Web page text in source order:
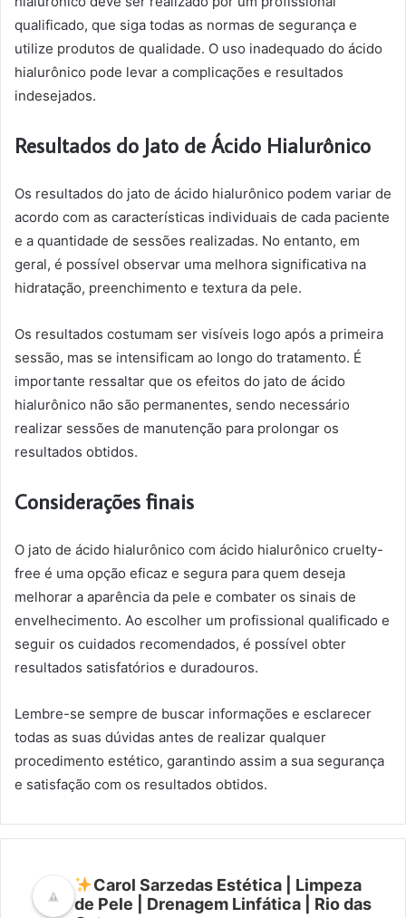
qualificado, que siga todas as normas de segurança e
utilize produtos de qualidade. O uso inadequado do ácido
hialurônico pode levar a complicações e resultados
indesejados.
Resultados do Jato de Ácido Hialurônico
Os resultados do jato de ácido hialurônico podem variar de
acordo com as características individuais de cada paciente
e a quantidade de sessões realizadas. No entanto, em
geral, é possível observar uma melhora significativa na
hidratação, preenchimento e textura da pele.
Os resultados costumam ser visíveis logo após a primeira
sessão, mas se intensificam ao longo do tratamento. É
importante ressaltar que os efeitos do jato de ácido
hialurônico não são permanentes, sendo necessário
realizar sessões de manutenção para prolongar os
resultados obtidos.
Considerações finais
O jato de ácido hialurônico com ácido hialurônico cruelty-
free é uma opção eficaz e segura para quem deseja
melhorar a aparência da pele e combater os sinais de
envelhecimento. Ao escolher um profissional qualificado e
seguir os cuidados recomendados, é possível obter
resultados satisfatórios e duradouros.
Lembre-se sempre de buscar informações e esclarecer
todas as suas dúvidas antes de realizar qualquer
procedimento estético, garantindo assim a sua segurança
e satisfação com os resultados obtidos.
Carol Sarzedas Estética | Limpeza
de Pele | Drenagem Linfática | Rio das